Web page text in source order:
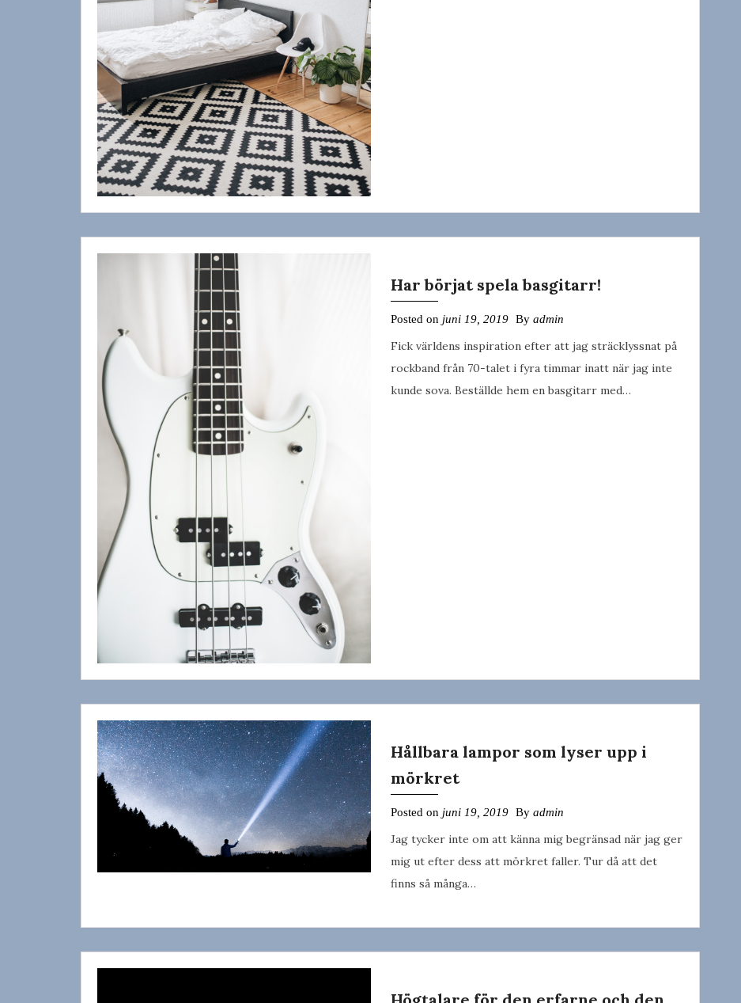
Har börjat spela basgitarr!
Posted on juni 19, 2019 By admin
Fick världens inspiration efter att jag sträcklyssnat på
rockband från 70-talet i fyra timmar inatt när jag inte
kunde sova. Beställde hem en basgitarr med…
Hållbara lampor som lyser upp i
mörkret
Posted on juni 19, 2019 By admin
Jag tycker inte om att känna mig begränsad när jag ger
mig ut efter dess att mörkret faller. Tur då att det
finns så många…